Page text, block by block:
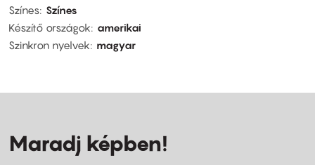
Színes Színes
Készítő országok
amerikai
Szinkron nyelvek
magyar
Maradj képben!